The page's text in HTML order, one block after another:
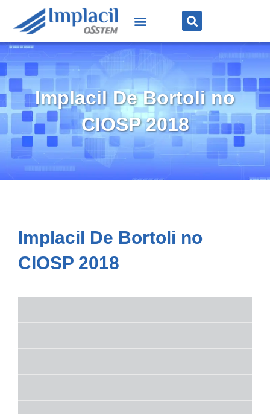
Implacil De Bortoli no
CIOSP 2018
Implacil De Bortoli no
CIOSP 2018